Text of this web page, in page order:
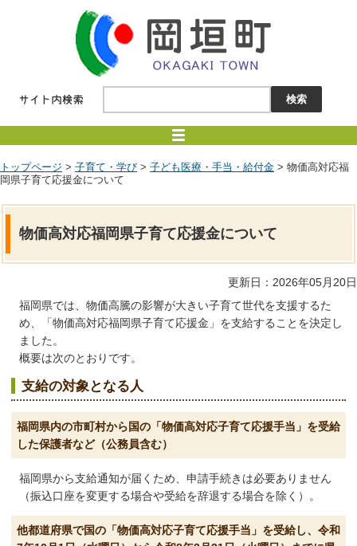
トップページ > 子育て・学び > 子ども医療・手当・給付金 > 物価高対応福
岡県子育て応援金について
物価高対応福岡県子育て応援金について
更新日：2026年05月20日
福岡県では、物価高騰の影響が大きい子育て世代を支援するた
め、「物価高対応福岡県子育て応援金」を支給することを決定し
ました。
概要は次のとおりです。
支給の対象となる人
福岡県内の市町村から国の「物価高対応子育て応援手当」を受給
した保護者など（公務員含む）
福岡県から支給通知が届くため、申請手続きは必要ありません
（振込口座を変更する場合や受給を辞退する場合を除く）。
他都道府県で国の「物価高対応子育て応援手当」を受給し、令和